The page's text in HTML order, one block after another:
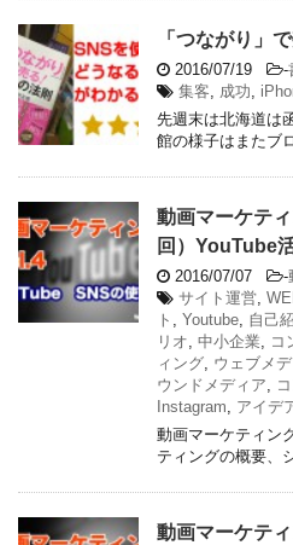
「つながり」
2016/07/19 -
集客, 成功,
先週末は北海道は
館の様子はまたブ
動画マーケテ
回）YouTube
2016/07/07 -
サイト運営,
ト , Youtube, 自己
リオ, 中小企業, コ
ィング, ウェブメ
ウンドメディア,
Instagram, アイデ
動画マーケティン
ティングの概要、
動画マーケテ